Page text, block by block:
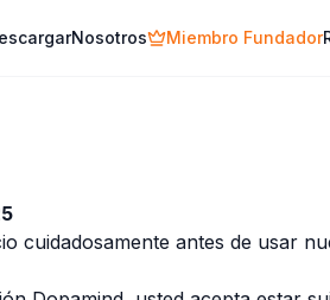
Nosotros Miembro Fundador
cuidadosamente antes de usar